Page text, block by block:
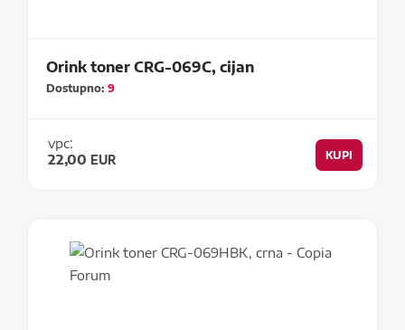
Orink toner CRG-069C, cijan
Dostupno:9
vpc:
22,00 EUR KUPI